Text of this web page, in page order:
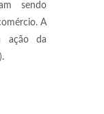
sendo
A
ação da